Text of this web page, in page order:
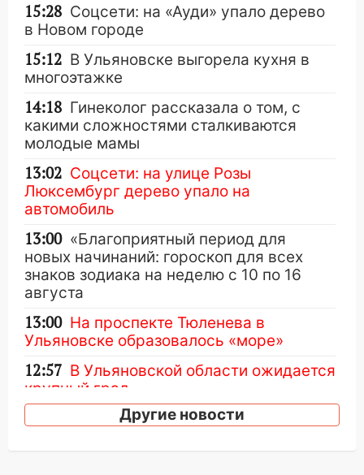
15:28 Соцсети: на «Ауди» упало дерево
в Новом городе
15:12 В Ульяновске выгорела кухня в
многоэтажке
14:18 Гинеколог рассказала о том, с
какими сложностями сталкиваются
молодые мамы
13:02 Соцсети: на улице Розы
Люксембург дерево упало на
автомобиль
13:00 «Благоприятный период для
новых начинаний: гороскоп для всех
знаков зодиака на неделю с 10 по 16
августа
13:00 На проспекте Тюленева в
Ульяновске образовалось «море»
12:57 В Ульяновской области ожидается
крупный град
12:11
Где есть бензин в Ульяновске 9
Другие новости